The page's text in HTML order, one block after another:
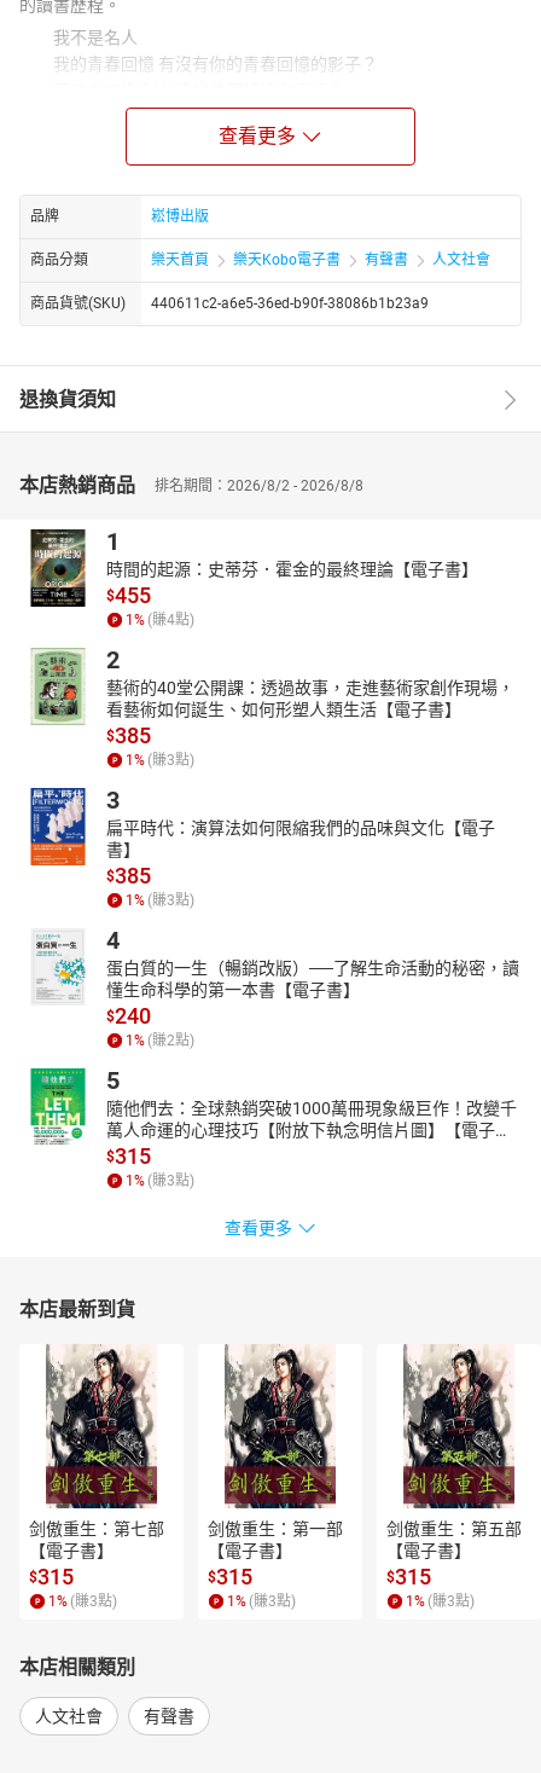
的讀書歷程。
我不是名人
我的青春回憶 有沒有你的青春回憶的影子？
是否 大家應該像克萊兒這樣 透過不管是寫作還是任何其他管道
讓自己對人生經過的人們體會他們的感受
有機會抒發 有機會感謝 有機會給對方再一次的機會？
作者每日在FB克萊兒說文法社團與大家共同切磋
【作者簡介】
克萊兒
1974年台灣中區高中聯招榜首
1981年台大外文系畢， 應屆考上台大外國語文研究所。
1986 ~ 2010年服務於新豐明新科技大學擔任英語講師25年
國冠軍。
2008五月國立新竹教育大學教育系博士班備2，
2009九月考取教育部對外華語教學師資證照， 同年12月教育部
中英文翻譯能力檢定口試資格取得( 244人報考71人過關)。
【目錄】
00 自序
01 第一章
02 第二章
04 第四章
05 第五章
06 第六章
07 第七章
10 第十章
查看更多
品牌 崧博出版
商品分類 樂天首頁 樂天Kobo電子書 有聲書 人文社會
商品貨號(SKU) 440611c2-a6e5-36ed-b90f-38086b1b23a9
退換貨須知
本店熱銷商品 排名期間：2026/8/2 - 2026/8/8
1
時間的起源：史蒂芬．霍金的最終理論【電子書】
$455
1 % (賺4點)
2
藝術的40堂公開課：透過故事，走進藝術家創作現場，
看藝術如何誕生、如何形塑人類生活【電子書】
$385
1 % (賺3點)
3
扁平時代：演算法如何限縮我們的品味與文化【電子
書】
$385
1 % (賺3點)
4
蛋白質的一生（暢銷改版）──了解生命活動的秘密，讀
懂生命科學的第一本書【電子書】
$240
1 % (賺2點)
5
隨他們去：全球熱銷突破1000萬冊現象級巨作！改變千
萬人命運的心理技巧【附放下執念明信片圖】【電子
書】
$315
1 % (賺3點)
查看更多
本店最新到貨
剑傲重生：第七部
【電子書】
$315
1 % (賺3點)
剑傲重生：第一部
【電子書】
$315
1 % (賺3點)
剑傲重生：第五部
【電子書】
$315
1 % (賺3點)
本店相關類別
人文社會 有聲書